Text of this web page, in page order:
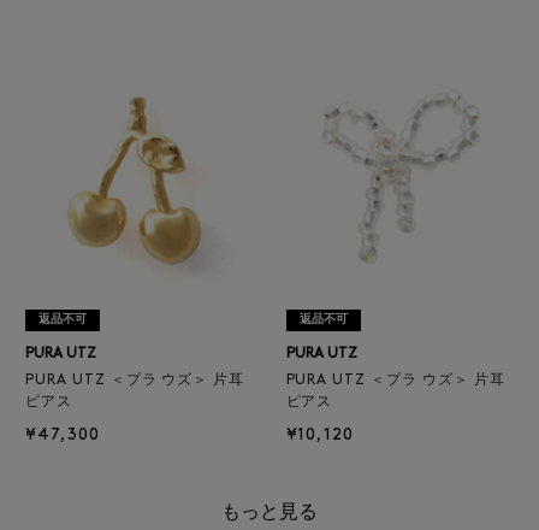
返品不可
PURA UTZ
PURA UTZ ＜プラ ウズ＞ 片耳
ピアス
¥47,300
返品不可
PURA UTZ
PURA UTZ ＜プラ ウズ＞ 片耳
ピアス
¥10,120
もっと見る